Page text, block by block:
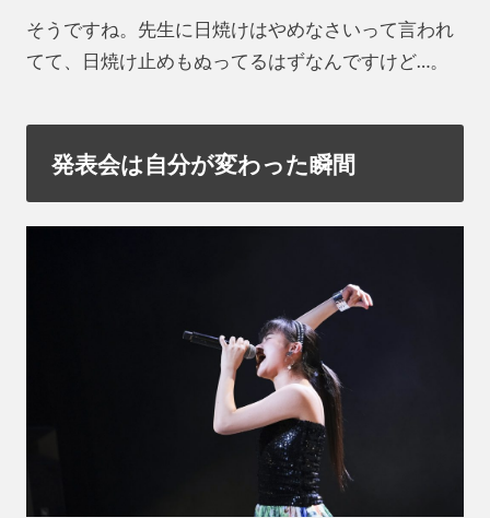
そうですね。先生に日焼けはやめなさいって言われ
てて、日焼け止めもぬってるはずなんですけど…。
発表会は自分が変わった瞬間